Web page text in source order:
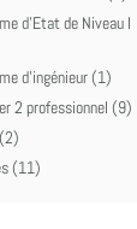
d'Etat de Niveau I
d'ingénieur (1)
2 professionnel (9)
(11)